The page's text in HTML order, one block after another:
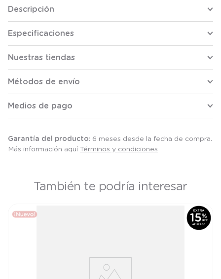
Descripción
Especificaciones
Nuestras tiendas
Métodos de envío
Medios de pago
Garantía del producto: 6 meses desde la fecha de compra.
Más información aquí Términos y condiciones
También te podría interesar